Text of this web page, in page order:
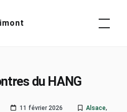
du HANG
11 février 2026 Alsace,